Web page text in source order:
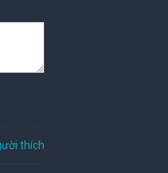
thích